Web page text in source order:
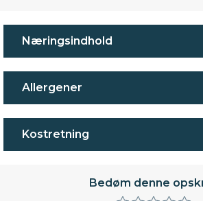
Næringsindhold
Allergener
Kostretning
Bedøm denne